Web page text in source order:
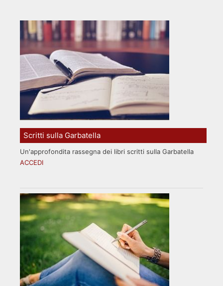
Scritti sulla Garbatella
Un'approfondita rassegna dei libri scritti sulla Garbatella
ACCEDI